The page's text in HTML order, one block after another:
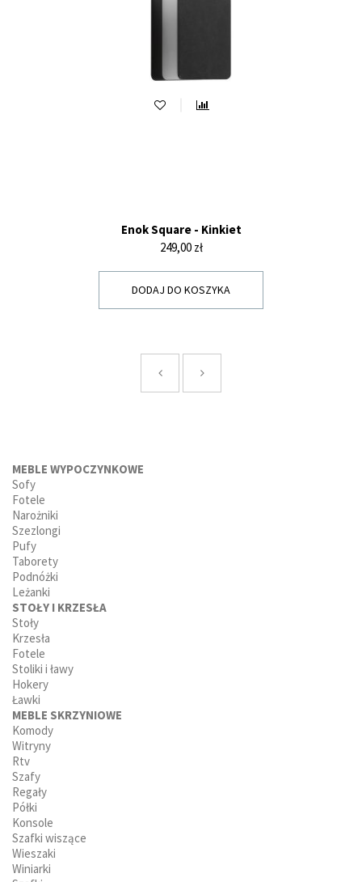
Enok Square - Kinkiet
Cena
249,00 zł
DODAJ DO KOSZYKA
MEBLE WYPOCZYNKOWE
Sofy
Fotele
Narożniki
Szezlongi
Pufy
Taborety
Podnóżki
Leżanki
STOŁY I KRZESŁA
Stoły
Krzesła
Fotele
Stoliki i ławy
Hokery
Ławki
MEBLE SKRZYNIOWE
Komody
Witryny
Rtv
Szafy
Regały
Półki
Konsole
Szafki wiszące
Wieszaki
Winiarki